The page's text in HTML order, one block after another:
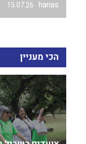
hanas
15.07.26
הכי מעניין